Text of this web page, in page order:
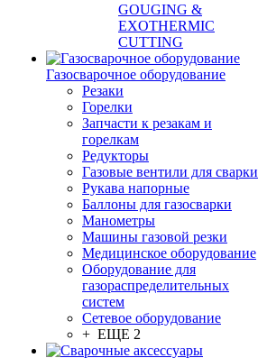
GOUGING &
EXOTHERMIC
CUTTING
Газосварочное оборудование
Резаки
Горелки
Запчасти к резакам и
горелкам
Редукторы
Газовые вентили для сварки
Рукава напорные
Баллоны для газосварки
Манометры
Машины газовой резки
Медицинское оборудование
Оборудование для
газораспределительных
систем
Сетевое оборудование
+ ЕЩЕ 2